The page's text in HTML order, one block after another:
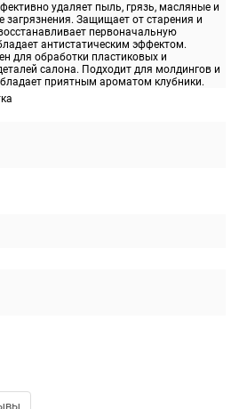
удаляет пыль, грязь, масляные и
загрязнения. Защищает от старения и
первоначальную
антистатическим эффектом.
для обработки пластиковых и
салона. Подходит для молдингов и
приятным ароматом клубники.